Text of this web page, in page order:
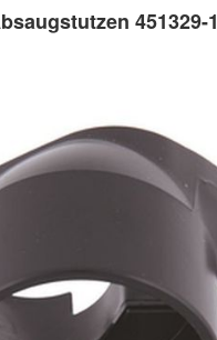
451329-1